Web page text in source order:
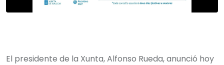
El presidente de la Xunta, Alfonso Rueda, anunció hoy